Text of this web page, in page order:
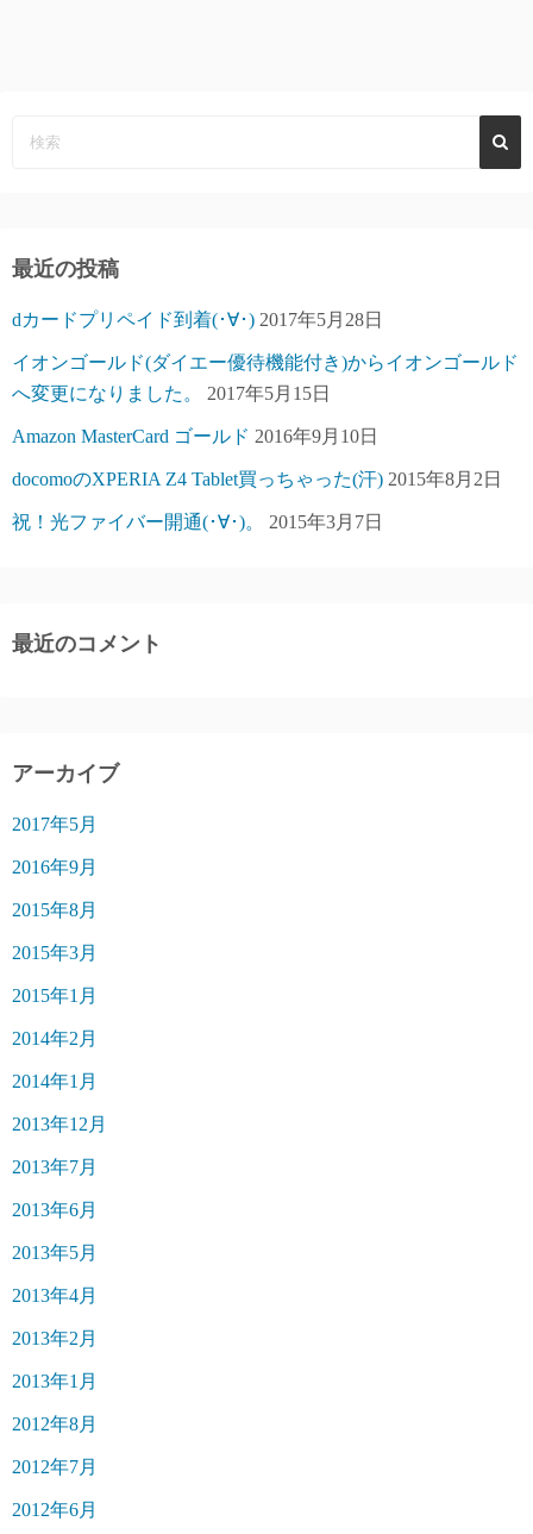
最近の投稿
dカードプリペイド到着(･∀･) 2017年5月28日
イオンゴールド(ダイエー優待機能付き)からイオンゴールド
へ変更になりました。
2017年5月15日
Amazon MasterCard ゴールド 2016年9月10日
docomoのXPERIA Z4 Tablet買っちゃった(汗) 2015年8月2日
祝！光ファイバー開通(･∀･)。 2015年3月7日
最近のコメント
アーカイブ
2017年5月
2016年9月
2015年8月
2015年3月
2015年1月
2014年2月
2014年1月
2013年12月
2013年7月
2013年6月
2013年5月
2013年4月
2013年2月
2013年1月
2012年8月
2012年7月
2012年6月